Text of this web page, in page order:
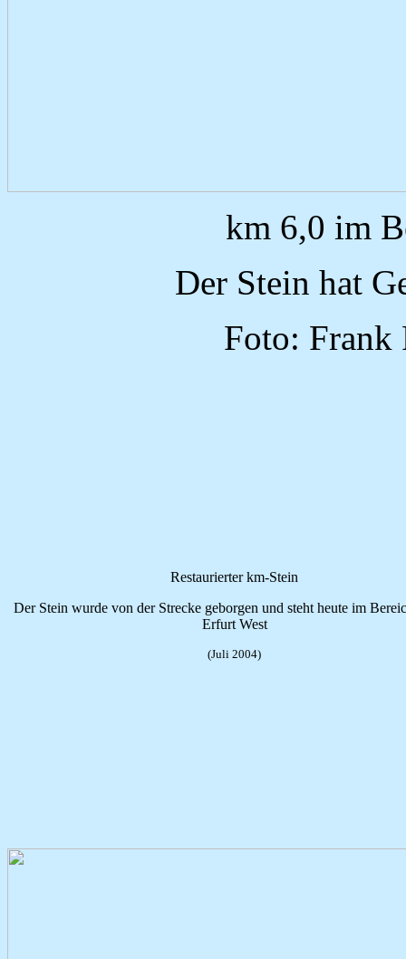
km 6,0 im
Der Stein hat
Foto: Frank
Restaurierter km-Stein
Der Stein wurde von der Strecke geborgen und steht heute im
Erfurt West
(Juli 2004)